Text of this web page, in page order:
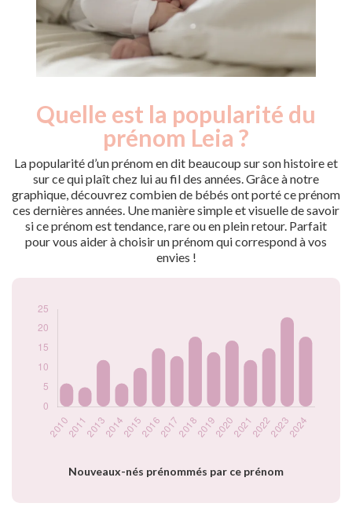
Quelle est la popularité du
prénom Leia ?
La popularité d’un prénom en dit beaucoup sur son histoire et
sur ce qui plaît chez lui au fil des années. Grâce à notre
graphique, découvrez combien de bébés ont porté ce prénom
ces dernières années. Une manière simple et visuelle de savoir
si ce prénom est tendance, rare ou en plein retour. Parfait
pour vous aider à choisir un prénom qui correspond à vos
envies !
Nouveaux-nés prénommés par ce prénom
Popularité du
prénom Leia par
Année
Nouveaux-
nés
2011
5
2013
12
2014
6
2015
10
2016
15
2017
13
2021
2022
2023
2024